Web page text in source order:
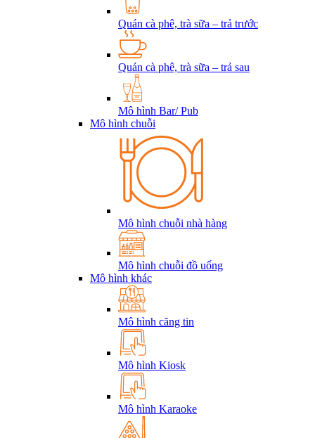
Quán cà phê, trà sữa – trả trước
Quán cà phê, trà sữa – trả sau
Mô hình Bar/ Pub
Mô hình chuỗi
Mô hình chuỗi nhà hàng
Mô hình chuỗi đồ uống
Mô hình khác
Mô hình căng tin
Mô hình Kiosk
Mô hình Karaoke